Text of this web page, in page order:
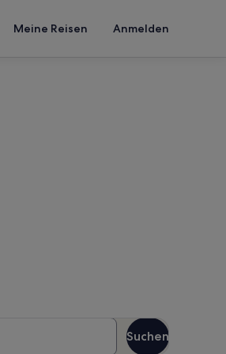
Meine Reisen Anmelden
Suchen